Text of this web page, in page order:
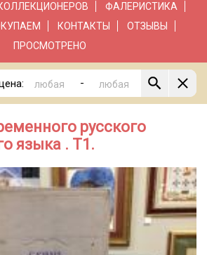
ФАЛЕРИСТИКА
КОНТАКТЫ
ОТЗЫВЫ
ПРОСМОТРЕНО
-
русского
языка . Т1.